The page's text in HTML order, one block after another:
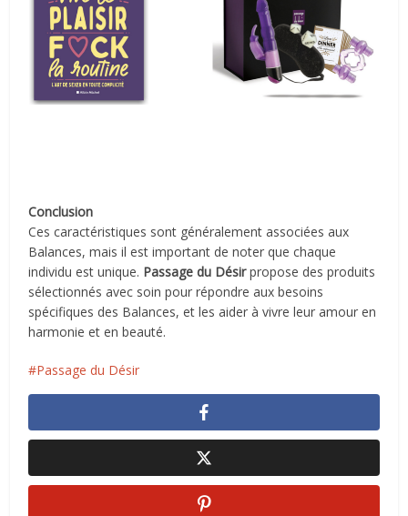
Conclusion
Ces caractéristiques sont généralement associées aux
Balances, mais il est important de noter que chaque
individu est unique. Passage du Désirpropose des produits
sélectionnés avec soin pour répondre aux besoins
spécifiques des Balances, et les aider à vivre leur amour en
harmonie et en beauté.
Passage du Désir